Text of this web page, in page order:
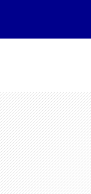
Zur Hauptnavigation